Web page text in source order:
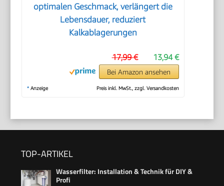
optimalen Geschmack, verlängert die
Lebensdauer, reduziert
Kalkablagerungen
13,94 €
17,99 €
Bei Amazon ansehen
* Anzeige Preis inkl. MwSt., zzgl. Versandkosten
TOP-ARTIKEL
Wasserfilter: Installation & Technik für DIY &
Profi